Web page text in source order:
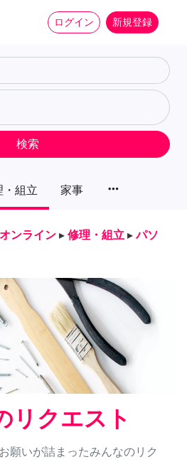
ログイン 新規登録
・組立 家事 more_horiz
検索
オンライン ▸ 修理・組立 ▸ パソ
リクエスト
願いが詰まったみんなのリク